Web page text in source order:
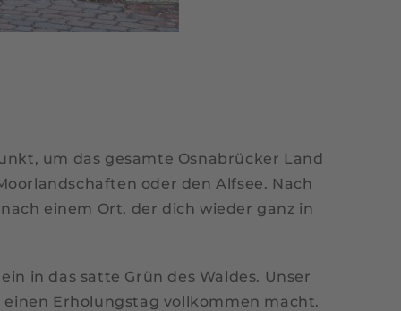
um das gesamte Osnabrücker Land
oder den Alfsee. Nach
einem Ort, der dich wieder ganz in
in das satte Grün des Waldes. Unser
Erholungstag vollkommen macht.